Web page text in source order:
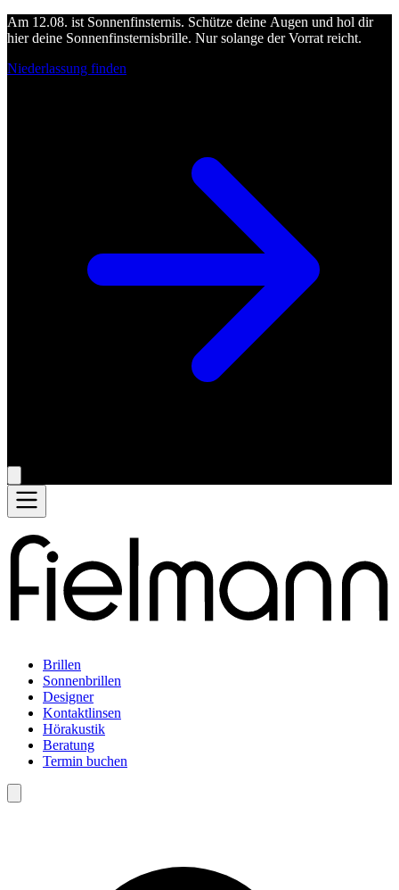
Am 12.08. ist Sonnenfinsternis. Schütze deine Augen und hol dir
hier deine Sonnenfinsternisbrille. Nur solange der Vorrat reicht.
Niederlassung finden
Brillen
Sonnenbrillen
Designer
Kontaktlinsen
Hörakustik
Beratung
Termin buchen